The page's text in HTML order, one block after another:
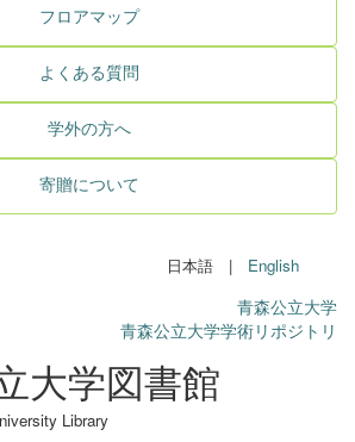
フロアマップ
よくある質問
学外の方へ
寄贈について
日本語 | English
青森公立大学
青森公立大学学術リポジトリ
大学図書館
Library